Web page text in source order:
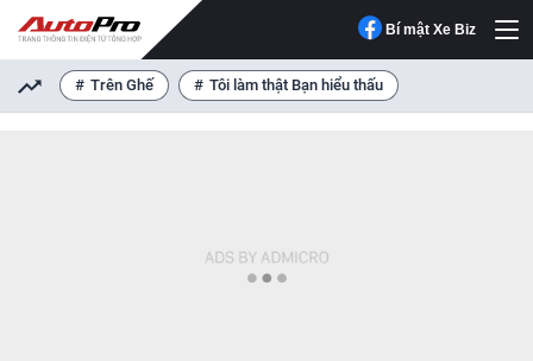
Bí mật Xe Biz
Trên Ghế Tôi làm thật Bạn hiểu thấu